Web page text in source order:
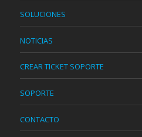
SOLUCIONES
NOTICIAS
CREAR TICKET SOPORTE
SOPORTE
CONTACTO